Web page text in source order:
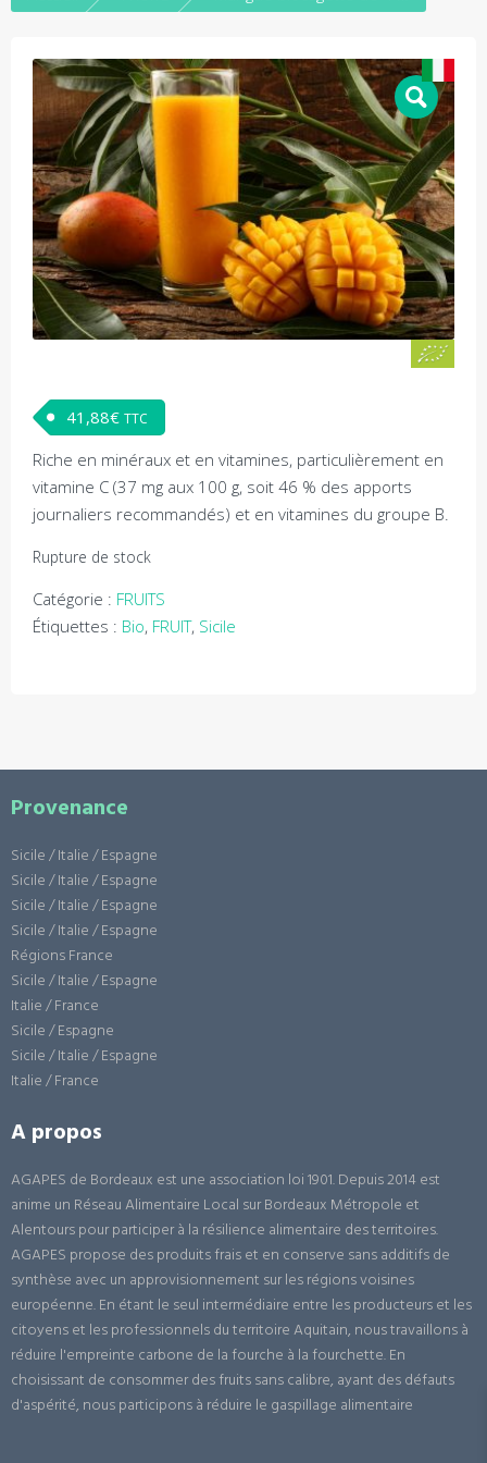
41,88€ TTC
Riche en minéraux et en vitamines, particulièrement en
vitamine C (37 mg aux 100 g, soit 46 % des apports
journaliers recommandés) et en vitamines du groupe B.
Rupture de stock
Catégorie : FRUITS
Étiquettes : Bio, FRUIT, Sicile
Provenance
Sicile / Italie / Espagne
Sicile / Italie / Espagne
Sicile / Italie / Espagne
Sicile / Italie / Espagne
Régions France
Sicile / Italie / Espagne
Italie / France
Sicile / Espagne
Sicile / Italie / Espagne
Italie / France
A propos
AGAPES de Bordeaux est une association loi 1901. Depuis 2014 est
anime un Réseau Alimentaire Local sur Bordeaux Métropole et
Alentours pour participer à la résilience alimentaire des territoires.
AGAPES propose des produits frais et en conserve sans additifs de
synthèse avec un approvisionnement sur les régions voisines
européenne. En étant le seul intermédiaire entre les producteurs et les
citoyens et les professionnels du territoire Aquitain, nous travaillons à
réduire l'empreinte carbone de la fourche à la fourchette. En
choisissant de consommer des fruits sans calibre, ayant des défauts
d'aspérité, nous participons à réduire le gaspillage alimentaire